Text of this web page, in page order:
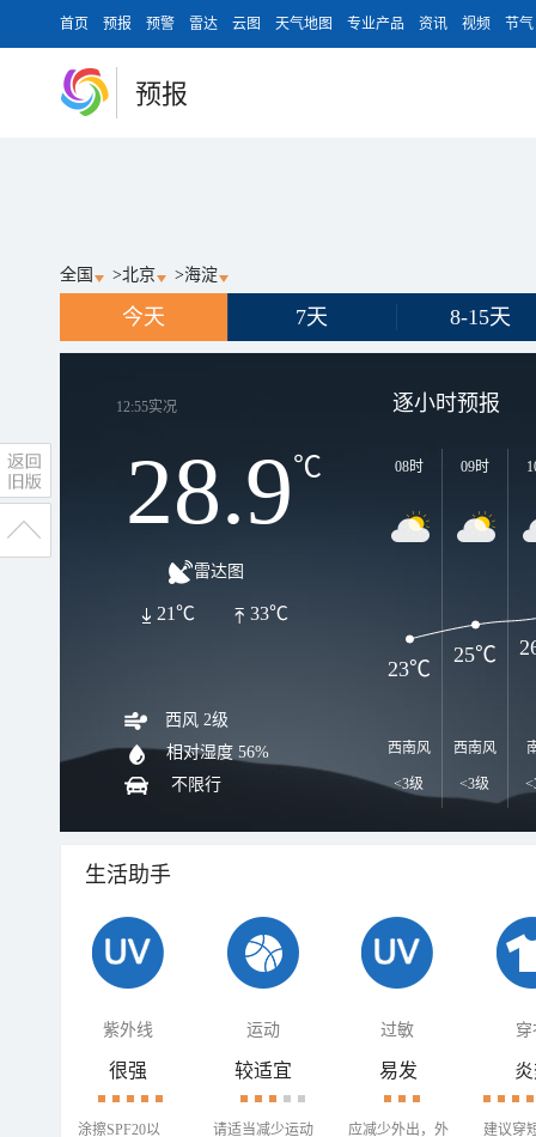
首页 预报 预警 雷达 云图 天气地图 专业产品 资讯 视频 节气
预报
全国 >北京 >海淀
今天 7天 8-15天
12:55实况
28.9℃
雷达图
33℃
21℃
西风 2级
相对湿度 56%
不限行
逐小时预报
08时
西南风
<3级
09时
西南风
<3级
23℃
25℃
生活助手
紫外线 运动 过敏 穿
很强
涂擦SPF20以
较适宜
请适当减少运动
易发
应减少外出，外
建议穿